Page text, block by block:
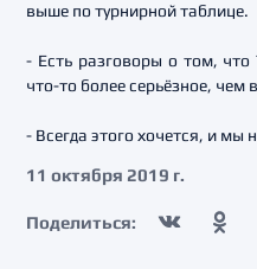
выше по турнирной таблице.
- Есть разговоры о том, что
что-то более серьёзное,
- Всегда этого хочется, и мы
11 октября 2019 г.
Поделиться: